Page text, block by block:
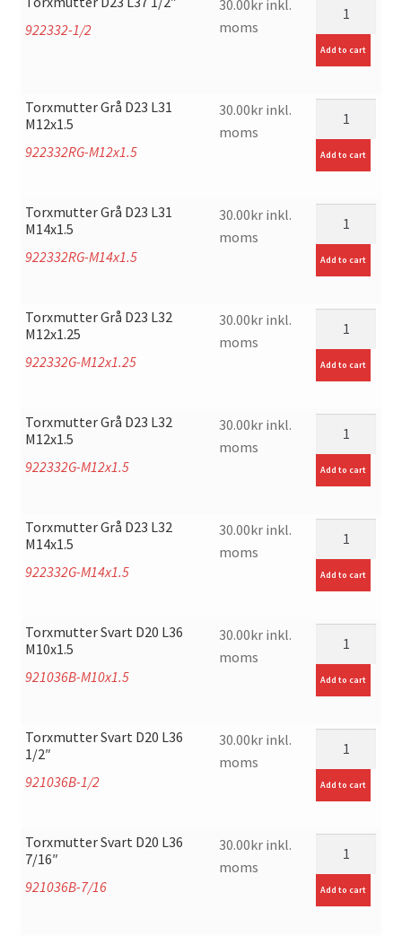
922332-1/2
30.00 krinkl.
moms
Add to cart
Torxmutter Grå D23 L31
M12x1.5
922332RG-M12x1.5
30.00krinkl.
moms
Add to cart
Torxmutter Grå D23 L31
M14x1.5
922332RG-M14x1.5
30.00krinkl.
moms
Add to cart
Torxmutter Grå D23 L32
M12x1.25
922332G-M12x1.25
30.00krinkl.
moms
Add to cart
Torxmutter Grå D23 L32
M12x1.5
922332G-M12x1.5
30.00krinkl.
moms
Add to cart
Torxmutter Grå D23 L32
M14x1.5
922332G-M14x1.5
30.00krinkl.
moms
Add to cart
Torxmutter Svart D20 L36
M10x1.5
921036B-M10x1.5
30.00krinkl.
moms
Add to cart
Torxmutter Svart D20 L36
1/2″
921036B-1/2
30.00krinkl.
moms
Add to cart
Torxmutter Svart D20 L36
7/16″
921036B-7/16
30.00krinkl.
moms
Add to cart